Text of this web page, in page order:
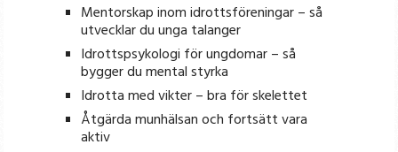
Mentorskap inom idrottsföreningar – så
utvecklar du unga talanger
Idrottspsykologi för ungdomar – så
bygger du mental styrka
Idrotta med vikter – bra för skelettet
Åtgärda munhälsan och fortsätt vara
aktiv